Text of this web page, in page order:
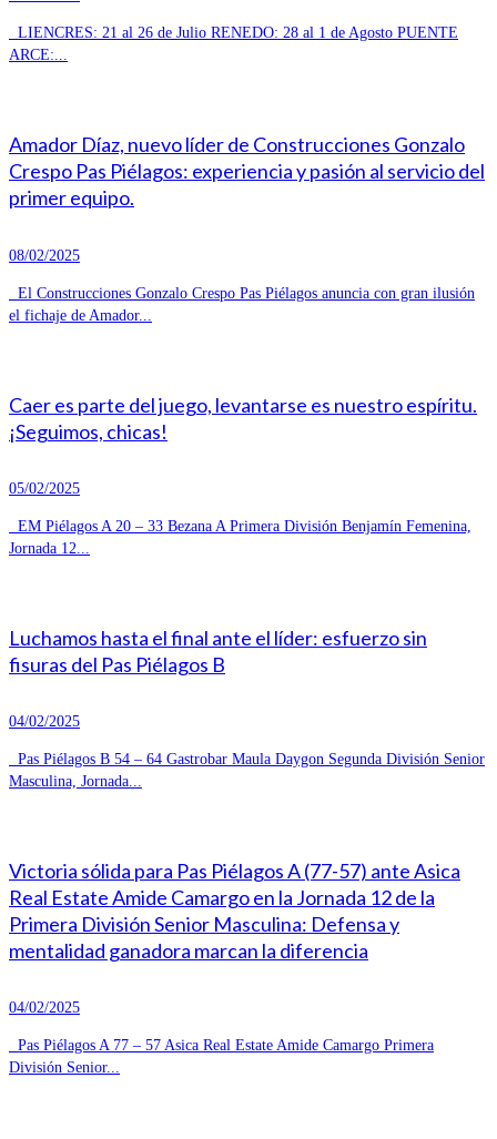
LIENCRES: 21 al 26 de Julio RENEDO: 28 al 1 de Agosto PUENTE
ARCE:...
Amador Díaz, nuevo líder de Construcciones Gonzalo
Crespo Pas Piélagos: experiencia y pasión al servicio del
primer equipo.
08/02/2025
El Construcciones Gonzalo Crespo Pas Piélagos anuncia con gran ilusión
el fichaje de Amador...
Caer es parte del juego, levantarse es nuestro espíritu.
¡Seguimos, chicas!
05/02/2025
EM Piélagos A 20 – 33 Bezana A Primera División Benjamín Femenina,
Jornada 12...
Luchamos hasta el final ante el líder: esfuerzo sin
fisuras del Pas Piélagos B
04/02/2025
Pas Piélagos B 54 – 64 Gastrobar Maula Daygon Segunda División Senior
Masculina, Jornada...
Victoria sólida para Pas Piélagos A (77-57) ante Asica
Real Estate Amide Camargo en la Jornada 12 de la
Primera División Senior Masculina: Defensa y
mentalidad ganadora marcan la diferencia
04/02/2025
Pas Piélagos A 77 – 57 Asica Real Estate Amide Camargo Primera
División Senior...